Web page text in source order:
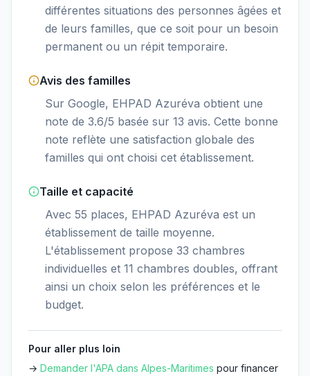
différentes situations des personnes âgées et
de leurs familles, que ce soit pour un besoin
permanent ou un répit temporaire.
Avis des familles
Sur Google, EHPAD Azuréva obtient une
note de 3.6/5 basée sur 13 avis. Cette bonne
note reflète une satisfaction globale des
familles qui ont choisi cet établissement.
Taille et capacité
Avec 55 places, EHPAD Azuréva est un
établissement de taille moyenne.
L'établissement propose 33 chambres
individuelles et 11 chambres doubles, offrant
ainsi un choix selon les préférences et le
budget.
Pour aller plus loin
→ Demander l'APA dans Alpes-Maritimes pour financer